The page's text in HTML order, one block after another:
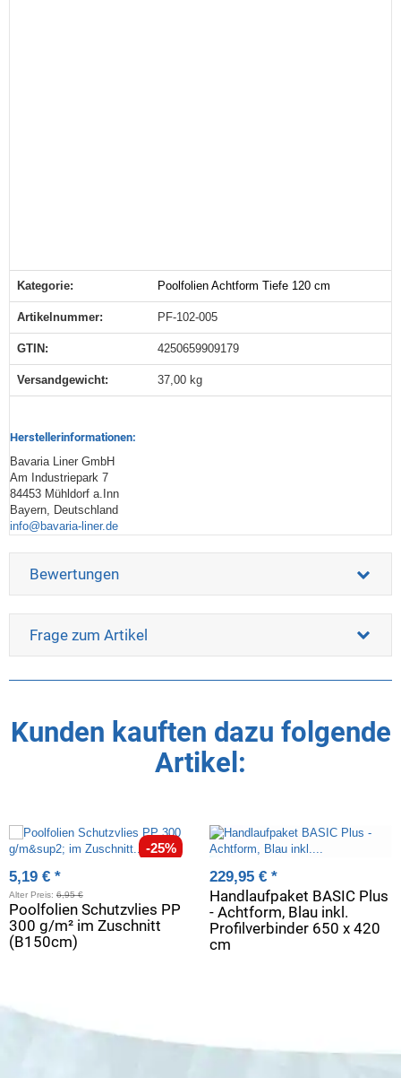
Produkteigenschaft
Wert
Kategorie: Poolfolien Achtform Tiefe 120 cm
Artikelnummer: PF-102-005
GTIN: 4250659909179
Versandgewicht‍: 37,00 kg
Herstellerinformationen:
Bavaria Liner GmbH
Am Industriepark 7
84453 Mühldorf a.Inn
Bayern, Deutschland
info@bavaria-liner.de
Bewertungen
Frage zum Artikel
Kunden kauften dazu folgende
Artikel:
-25%
Poolfolien Schutzvlies PP
300 g/m² im Zuschnitt
(B150cm)
5,19 € *
Alter Preis: 6,95 €
Handlaufpaket BASIC Plus
- Achtform, Blau inkl.
Profilverbinder 650 x 420
cm
229,95 € *